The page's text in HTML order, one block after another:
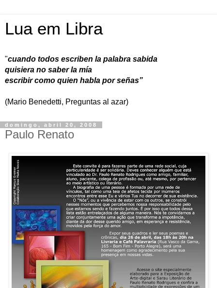
Lua em Libra
"cuando todos escriben la palabra sabida
quisiera no saber la mía
escribir como quien habla por señas”
(Mario Benedetti, Preguntas al azar)
domingo, abril 20, 2008
Paulo Renato